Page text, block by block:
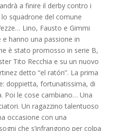
a finire il derby contro i
lo squadrone del comune
Lino, Fausto e Gimmi
hanno una passione in
è stato promosso in serie B,
Tito Recchia e su un nuovo
detto “el ratón”. La prima
doppietta, fortunatissima, di
Poi le cose cambiano… Una
Un ragazzino talentuoso
occasione con una
che s’infrangono per colpa